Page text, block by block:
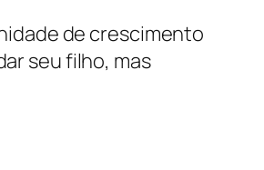
de crescimento
seu filho, mas